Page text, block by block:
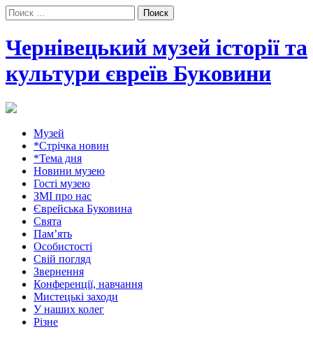
Поиск:
Чернівецький музей історії та
культури євреїв Буковини
Музей
*Стрічка новин
*Тема дня
Новини музею
Гості музею
ЗМІ про нас
Єврейська Буковина
Свята
Пам’ять
Особистості
Свій погляд
Звернення
Конференції, навчання
Мистецькі заходи
У наших колег
Різне